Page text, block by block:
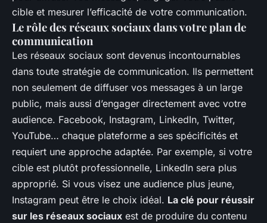
cible et mesurer l’efficacité de votre communication.
Le rôle des réseaux sociaux dans votre plan de
communication
Les réseaux sociaux sont devenus incontournables
dans toute stratégie de communication. Ils permettent
non seulement de diffuser vos messages à un large
public, mais aussi d’engager directement avec votre
audience. Facebook, Instagram, LinkedIn, Twitter,
YouTube… chaque plateforme a ses spécificités et
requiert une approche adaptée. Par exemple, si votre
cible est plutôt professionnelle, LinkedIn sera plus
approprié. Si vous visez une audience plus jeune,
Instagram peut être le choix idéal. La clé pour réussir
sur les réseaux sociaux est de produire du contenu